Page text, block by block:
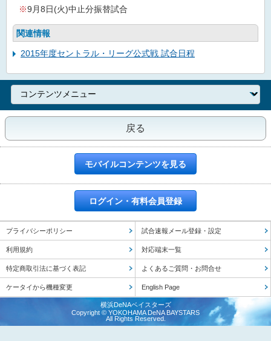
※9月8日(火)中止分振替試合
関連情報
2015年度セントラル・リーグ公式戦 試合日程
戻る
モバイルコンテンツを見る
ログイン・有料会員登録
プライバシーポリシー 試合速報メール登録・設定
利用規約 対応端末一覧
特定商取引法に基づく表記 よくあるご質問・お問合せ
ケータイから機種変更 English Page
横浜DeNAベイスターズ
Copyright © YOKOHAMA DeNA BAYSTARS
All Rights Reserved.